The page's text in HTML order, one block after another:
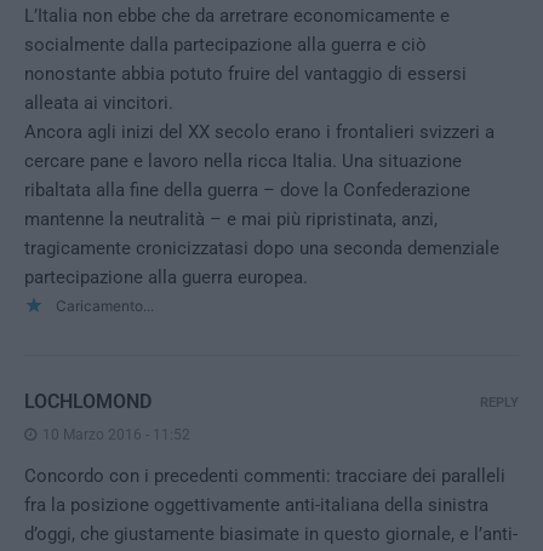
L’Italia non ebbe che da arretrare economicamente e
socialmente dalla partecipazione alla guerra e ciò
nonostante abbia potuto fruire del vantaggio di essersi
alleata ai vincitori.
Ancora agli inizi del XX secolo erano i frontalieri svizzeri a
cercare pane e lavoro nella ricca Italia. Una situazione
ribaltata alla fine della guerra – dove la Confederazione
mantenne la neutralità – e mai più ripristinata, anzi,
tragicamente cronicizzatasi dopo una seconda demenziale
partecipazione alla guerra europea.
Caricamento...
LOCHLOMOND
10 Marzo 2016 - 11:52
Concordo con i precedenti commenti: tracciare dei paralleli
fra la posizione oggettivamente anti-italiana della sinistra
d’oggi, che giustamente biasimate in questo giornale, e l’anti-
REPLY